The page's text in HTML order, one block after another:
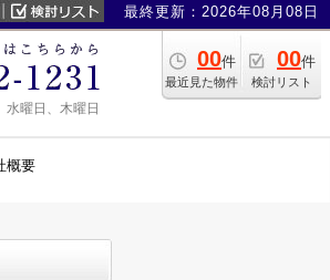
最終更新：2026年08月08日
00件
最近見た物件
00件
検討リスト
曜日、木曜日
概要